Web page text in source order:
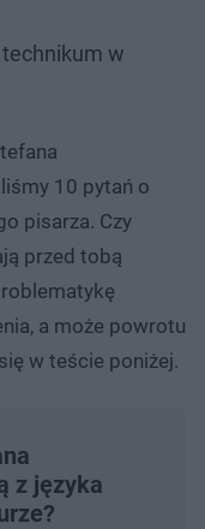
w
10 pytań o
pisarza. Czy
przed tobą
a może powrotu
w teście poniżej.
z języka